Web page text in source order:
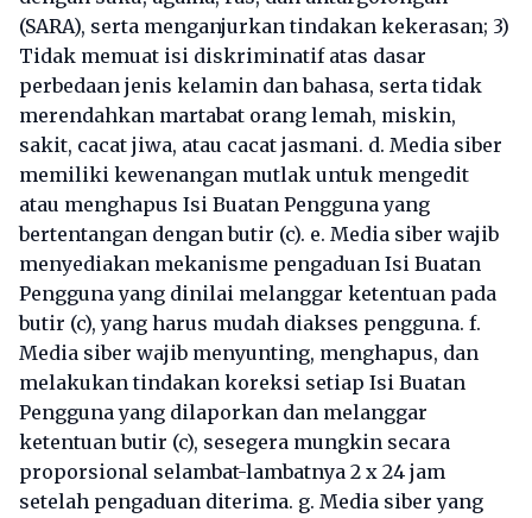
(SARA), serta menganjurkan tindakan kekerasan; 3)
Tidak memuat isi diskriminatif atas dasar
perbedaan jenis kelamin dan bahasa, serta tidak
merendahkan martabat orang lemah, miskin,
sakit, cacat jiwa, atau cacat jasmani. d. Media siber
memiliki kewenangan mutlak untuk mengedit
atau menghapus Isi Buatan Pengguna yang
bertentangan dengan butir (c). e. Media siber wajib
menyediakan mekanisme pengaduan Isi Buatan
Pengguna yang dinilai melanggar ketentuan pada
butir (c), yang harus mudah diakses pengguna. f.
Media siber wajib menyunting, menghapus, dan
melakukan tindakan koreksi setiap Isi Buatan
Pengguna yang dilaporkan dan melanggar
ketentuan butir (c), sesegera mungkin secara
proporsional selambat-lambatnya 2 x 24 jam
setelah pengaduan diterima. g. Media siber yang